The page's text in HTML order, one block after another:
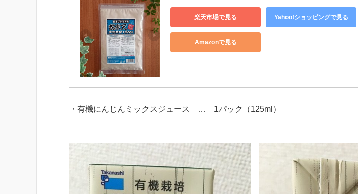
楽天市場で見る Yahoo!ショッピングで見る
Amazonで見る
・有機にんじんミックスジュース … 1パック（125ml）